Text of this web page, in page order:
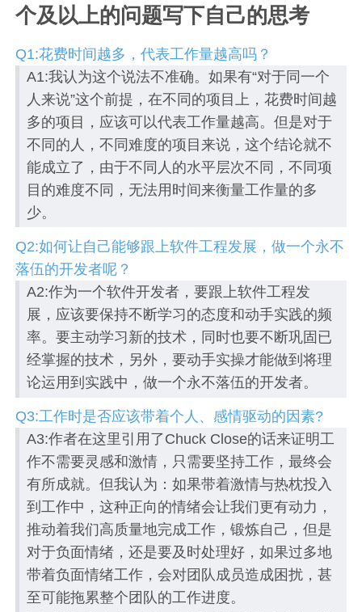
个及以上的问题写下自己的思考
Q1:花费时间越多，代表工作量越高吗？
A1:我认为这个说法不准确。如果有“对于同一个
人来说”这个前提，在不同的项目上，花费时间越
多的项目，应该可以代表工作量越高。但是对于
不同的人，不同难度的项目来说，这个结论就不
能成立了，由于不同人的水平层次不同，不同项
目的难度不同，无法用时间来衡量工作量的多
少。
Q2:如何让自己能够跟上软件工程发展，做一个永不
落伍的开发者呢？
A2:作为一个软件开发者，要跟上软件工程发
展，应该要保持不断学习的态度和动手实践的频
率。要主动学习新的技术，同时也要不断巩固已
经掌握的技术，另外，要动手实操才能做到将理
论运用到实践中，做一个永不落伍的开发者。
Q3:工作时是否应该带着个人、感情驱动的因素?
A3:作者在这里引用了Chuck Close的话来证明工
作不需要灵感和激情，只需要坚持工作，最终会
有所成就。但我认为：如果带着激情与热枕投入
到工作中，这种正向的情绪会让我们更有动力，
推动着我们高质量地完成工作，锻炼自己，但是
对于负面情绪，还是要及时处理好，如果过多地
带着负面情绪工作，会对团队成员造成困扰，甚
至可能拖累整个团队的工作进度。